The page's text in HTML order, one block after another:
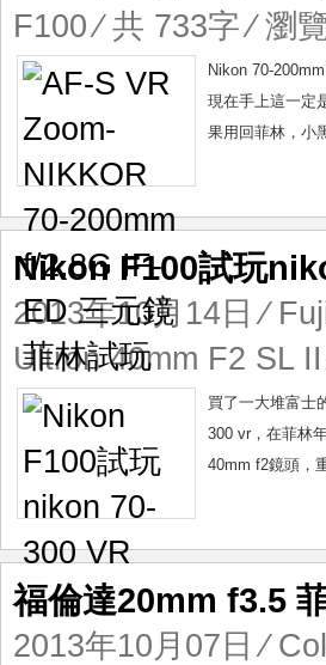
F100⁄ 共 733字 ⁄ 瀏
Nikon 70-
現在手上這一定
果用回菲林，小
Nikon F100試玩
2013年10月14日 ⁄
Ultron 40mm F2 SL II
買了一大堆富士
300 vr，在菲林
40mm f2鏡頭，
福倫達20mm f3.5
2013年10月07日 ⁄